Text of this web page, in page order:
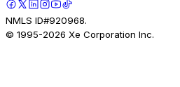
NMLS ID#920968.
© 1995-2026 Xe Corporation Inc.